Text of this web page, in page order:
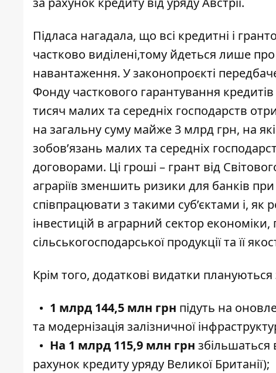
Підласа нагадала, що всі кредитні і
частково виділені,тому йдеться лише
навантаження. У законопроєкті
Фонду часткового гарантування кредитів
тисяч малих та середніх господарств
на загальну суму майже 3 млрд грн, на
зобов’язань малих та середніх
договорами. Ці гроші – грант від
аграріїв зменшить ризики для банків
співпрацювати з такими суб’єктами і, як
інвестицій в аграрний сектор
сільськогосподарської продукції та її
Крім того, додаткові видатки
1 млрд 144,5 млн грн підуть на
та модернізація залізничної
На 1 млрд 115,9 млн грн збільшаться
рахунок кредиту уряду Великої Британії);